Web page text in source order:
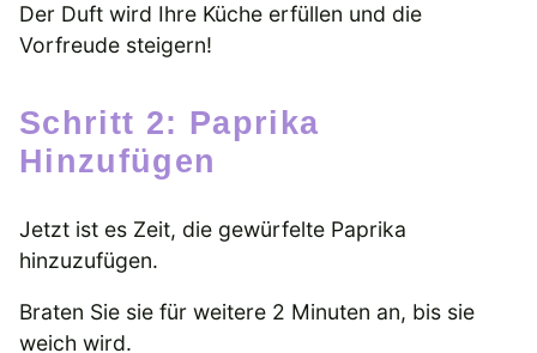
Der Duft wird Ihre Küche erfüllen und die
Vorfreude steigern!
Schritt 2: Paprika
Hinzufügen
Jetzt ist es Zeit, die gewürfelte Paprika
hinzuzufügen.
Braten Sie sie für weitere 2 Minuten an, bis sie
weich wird.